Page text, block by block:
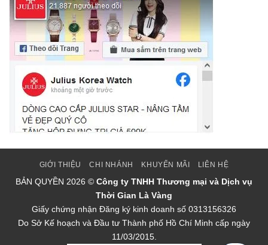
GIỚI THIỆU CHI NHÁNH KHUYẾN MÃI LIÊN HỆ
BẢN QUYỀN 2026 © Công ty TNHH Thương mại và Dịch vụ
Thời Gian Là Vàng
Giấy chứng nhận Đăng ký kinh doanh số 0313156326
Do Sở Kế hoạch và Đầu tư Thành phố Hồ Chí Minh cấp ngày
11/03/2015.